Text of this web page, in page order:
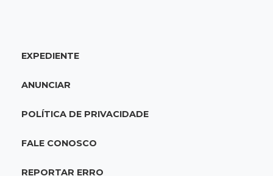
18:33Em 2022
adolescente atropelada no Amazonas
18:15 Nubank Parque
Palmeiras e Inter ficam no 0 a 0 pela 22ª
EXPEDIENTE
ANUNCIAR
POLÍTICA DE PRIVACIDADE
FALE CONOSCO
REPORTAR ERRO